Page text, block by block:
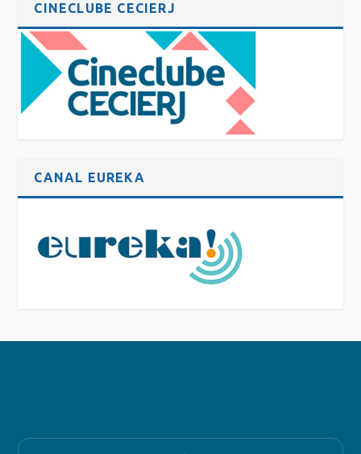
CINECLUBE CECIERJ
CANAL EUREKA